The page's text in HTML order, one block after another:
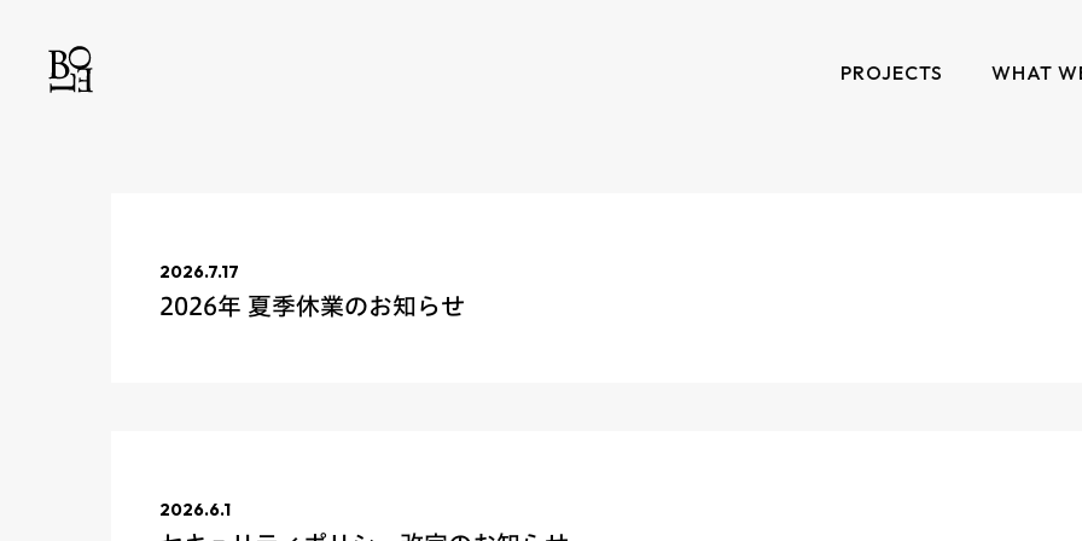
PROJECTS WHAT
2026.7.17
2026年 夏季休業のお知らせ
2026.6.1